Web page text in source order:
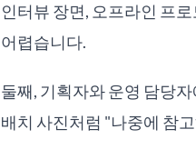
인터뷰 장면, 오프라인 프
어렵습니다.
둘째, 기획자와 운영 담당
배치 사진처럼 "나중에 참